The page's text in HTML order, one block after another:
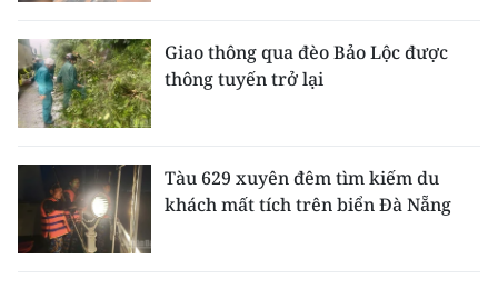
Giao thông qua đèo Bảo Lộc được
thông tuyến trở lại
Tàu 629 xuyên đêm tìm kiếm du
khách mất tích trên biển Đà Nẵng